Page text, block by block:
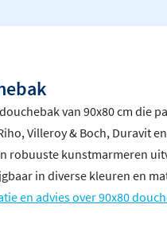
van 90x80 cm die
Villeroy & Boch, Duravit
robuuste kunstmarmeren
in diverse kleuren en
en advies over 90x80